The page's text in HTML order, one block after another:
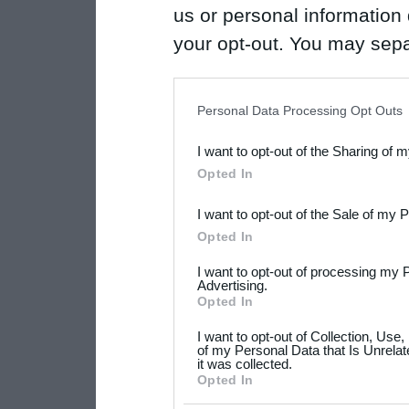
us or personal
your opt-out. You may
Downstream Participants
third parties.
Please note that this
not limited to your visit or
grant or deny consent to
your data for below
consent section.
Personal Data Processing Opt Outs
I want to opt-out of the Sharing of
Opted In
I want to opt-out of the Sale of my
Opted In
I want to opt-out of processing my
Advertising.
Opted In
I want to opt-out of Collection,
of my Personal Data that Is
it was collected.
Opted In